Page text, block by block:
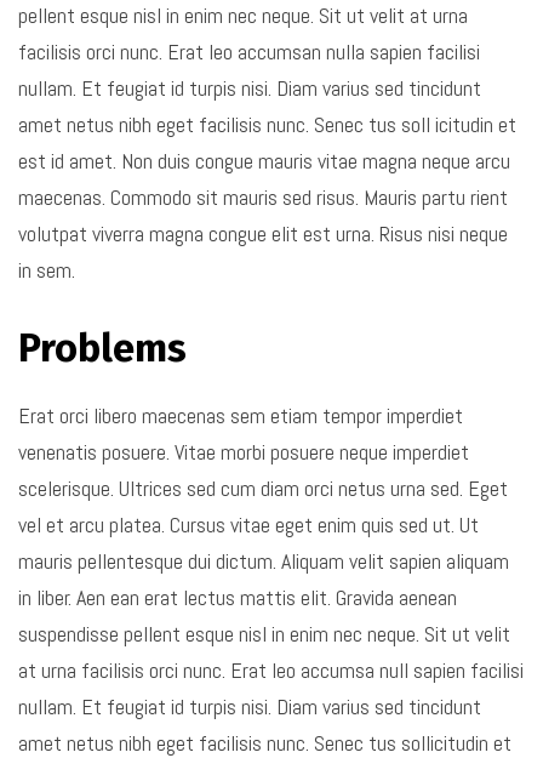
pellent esque nisl in enim nec neque. Sit ut velit at urna
facilisis orci nunc. Erat leo accumsan nulla sapien facilisi
nullam. Et feugiat id turpis nisi. Diam varius sed tincidunt
amet netus nibh eget facilisis nunc. Senec tus soll icitudin et
est id amet. Non duis congue mauris vitae magna neque arcu
maecenas. Commodo sit mauris sed risus. Mauris partu rient
volutpat viverra magna congue elit est urna. Risus nisi neque
in sem.
Problems
Erat orci libero maecenas sem etiam tempor imperdiet
venenatis posuere. Vitae morbi posuere neque imperdiet
scelerisque. Ultrices sed cum diam orci netus urna sed. Eget
vel et arcu platea. Cursus vitae eget enim quis sed ut. Ut
mauris pellentesque dui dictum. Aliquam velit sapien aliquam
in liber. Aen ean erat lectus mattis elit. Gravida aenean
suspendisse pellent esque nisl in enim nec neque. Sit ut velit
at urna facilisis orci nunc. Erat leo accumsa null sapien facilisi
nullam. Et feugiat id turpis nisi. Diam varius sed tincidunt
amet netus nibh eget facilisis nunc. Senec tus sollicitudin et